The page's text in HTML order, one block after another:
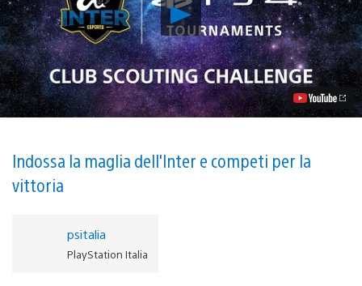
Riproduci
video
Iscriviti
al
torneo
FIFA
21
CLUB
Indossa la maglia dell'Inter e competi per la
vittoria
psitalia
PlayStation Italia